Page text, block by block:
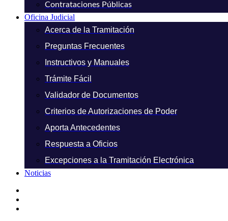
Contrataciones Públicas
Oficina Judicial
Acerca de la Tramitación
Preguntas Frecuentes
Instructivos y Manuales
Trámite Fácil
Validador de Documentos
Criterios de Autorizaciones de Poder
Aporta Antecedentes
Respuesta a Oficios
Excepciones a la Tramitación Electrónica
Noticias